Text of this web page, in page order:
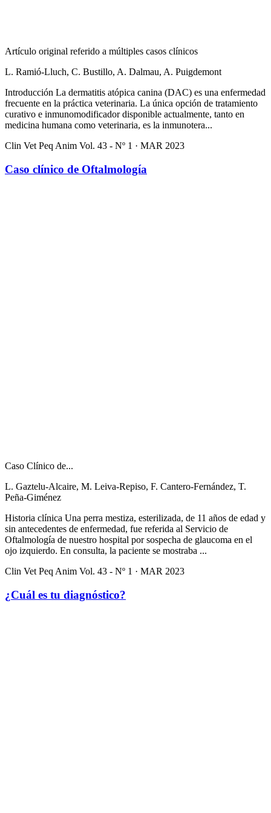
Artículo original referido a múltiples casos clínicos
L. Ramió-Lluch, C. Bustillo, A. Dalmau, A. Puigdemont
Introducción La dermatitis atópica canina (DAC) es una enfermedad
frecuente en la práctica veterinaria. La única opción de tratamiento
curativo e inmunomodificador disponible actualmente, tanto en
medicina humana como veterinaria, es la inmunotera...
Clin Vet Peq Anim Vol. 43 - Nº 1 · MAR 2023
Caso clínico de Oftalmología
Caso Clínico de...
L. Gaztelu-Alcaire, M. Leiva-Repiso, F. Cantero-Fernández, T.
Peña-Giménez
Historia clínica Una perra mestiza, esterilizada, de 11 años de edad y
sin antecedentes de enfermedad, fue referida al Servicio de
Oftalmología de nuestro hospital por sospecha de glaucoma en el
ojo izquierdo. En consulta, la paciente se mostraba ...
Clin Vet Peq Anim Vol. 43 - Nº 1 · MAR 2023
¿Cuál es tu diagnóstico?